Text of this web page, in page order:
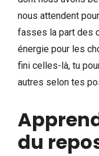
nous attendent
fasses la part des
énergie pour les
fini celles-là, tu
autres selon tes
du